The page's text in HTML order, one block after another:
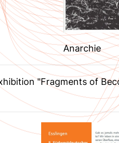
Anarchie
"Fragments of